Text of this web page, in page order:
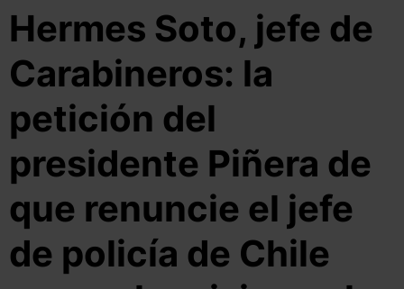
Hermes Soto, jefe de
Carabineros: la
petición del
presidente Piñera de
que renuncie el jefe
de policía de Chile